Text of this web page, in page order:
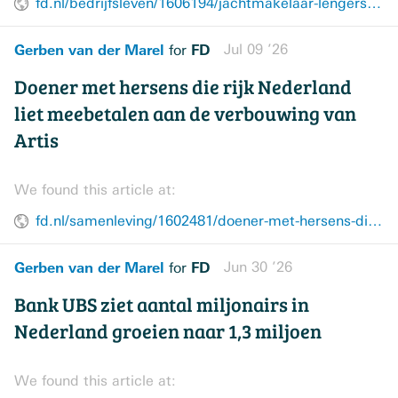
fd.nl/bedrijfsleven/1606194/jachtmakelaar-lengers-yachts-uit-muiden-failliet
Gerben van der Marel for FD Jul 09 ’26
Doener met hersens die rijk Nederland
liet meebetalen aan de verbouwing van
Artis
We found this article at:
fd.nl/samenleving/1602481/doener-met-hersens-die-rijk-nederland-liet-meebetalen-aan-de-verbouwing-van-artis
Gerben van der Marel for FD Jun 30 ’26
Bank UBS ziet aantal miljonairs in
Nederland groeien naar 1,3 miljoen
We found this article at: